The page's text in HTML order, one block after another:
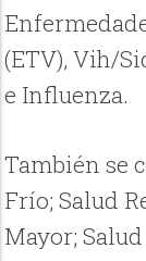
(ETV), Vih/
e Influenza.
También se
Frío; Salud
Mayor;